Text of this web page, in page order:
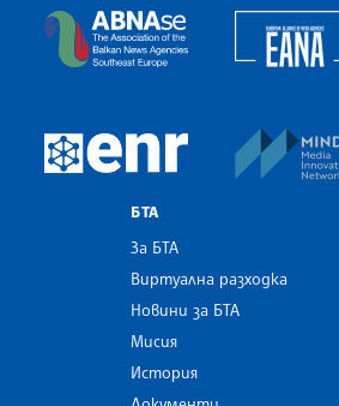
The Assocoation of
European Newsroom
БТА
За БТА
Виртуална разходка
Новини за БТА
Мисия
История